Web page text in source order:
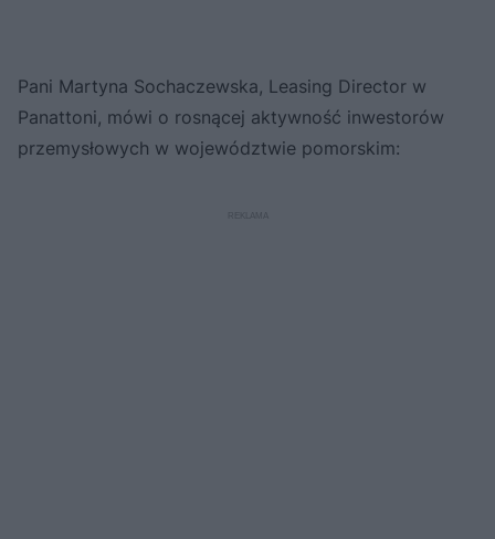
Pani Martyna Sochaczewska, Leasing Director w
Panattoni, mówi o rosnącej aktywność inwestorów
przemysłowych w województwie pomorskim: